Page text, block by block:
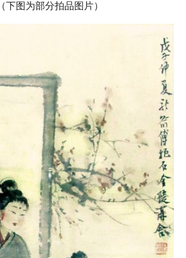
（下图为部分拍品图片）